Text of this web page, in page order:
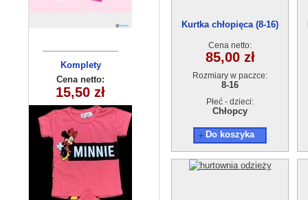
Komplety
dziecięce
(5-8) 4szt
Cena netto:
15,50 zł
Komplet
chlopiecy 5571
(3-6) 4szt
Cena netto:
17,00 zł
Kurtka chłopięca (8-16)
Cena netto:
85,00 zł
Rozmiary w paczce:
8-16
Płeć - dzieci:
Chłopcy
Do koszyka